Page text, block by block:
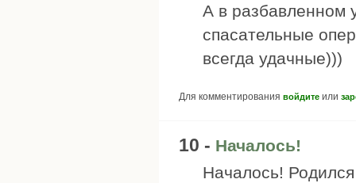
А в разбавленном
спасательные
всегда удачные)))
Для комментирования войдите или
10 - Началось!
Началось!